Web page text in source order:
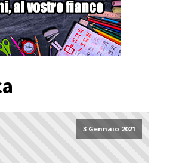
3 Gennaio 2021